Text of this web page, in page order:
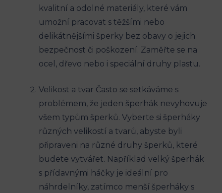
kvalitní a odolné materiály, které vám
umožní pracovat s těžšími nebo
delikátnějšími šperky bez obavy o jejich
bezpečnost či poškození. Zaměřte se na
ocel, dřevo nebo i speciální druhy plastu.
Velikost a tvar Často se setkáváme s
problémem, že jeden šperhák nevyhovuje
všem typům šperků. Vyberte si šperháky
různých velikostí a tvarů, abyste byli
připraveni na různé druhy šperků, které
budete vytvářet. Například velký šperhák
s přídavnými háčky je ideální pro
náhrdelníky, zatímco menší šperháky s